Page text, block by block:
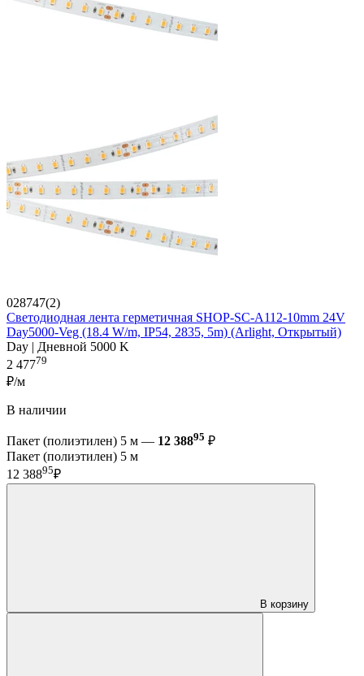
028747(2)
Светодиодная лента герметичная SHOP-SC-A112-10mm 24V
Day5000-Veg (18.4 W/m, IP54, 2835, 5m) (Arlight, Открытый)
Day | Дневной 5000 K
2 47779
₽/м
В наличии
Пакет (полиэтилен) 5 м — 12 38895 ₽
Пакет (полиэтилен) 5 м
12 38895₽
В корзину